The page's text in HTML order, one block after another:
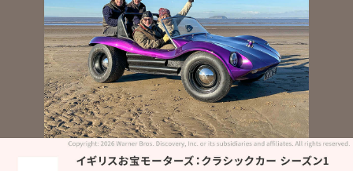
お困りごと解決・よくあるご質問
ウェブメール マガジン
邦画 海外ドラマ
国内ドラマ アジアドラマ
スポーツ アニメ・キッズ
音楽 エンタメ・バラエティ
ドキュメンタリー・ホビー ネット動画